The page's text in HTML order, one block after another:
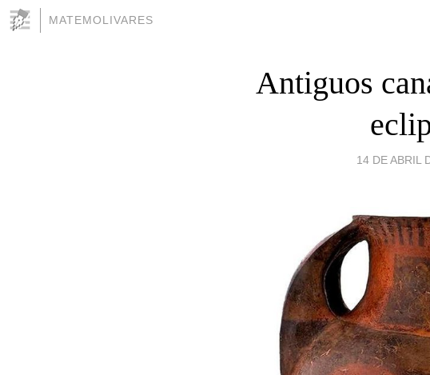
MATEMOLIVARES
Antiguos
14 DE ABRIL